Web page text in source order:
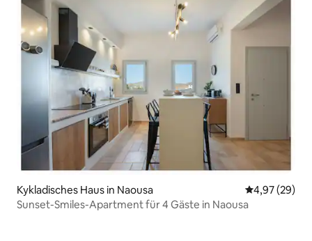
Kykladisches Haus in Naousa
4,97 (29)
Sunset-Smiles-Apartment für 4 Gäste in Naousa